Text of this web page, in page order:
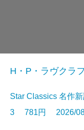
H・P・ラヴクラ
Star Classics 名作
3 781円 2026/